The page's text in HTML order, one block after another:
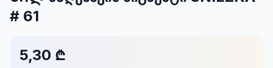
რეგისტრაცია
# 61
5,30 ₾